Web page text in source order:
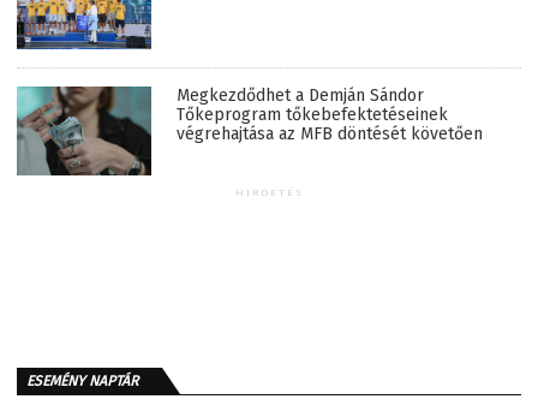
Megkezdődhet a Demján Sándor
Tőkeprogram tőkebefektetéseinek
végrehajtása az MFB döntését követően
HIRDETÉS
ESEMÉNY NAPTÁR